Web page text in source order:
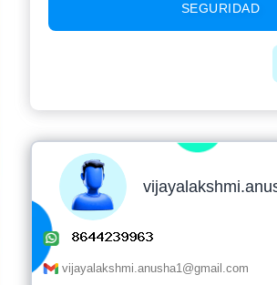
SEGURIDAD
vijayalakshmi.anusha1@gmail.com